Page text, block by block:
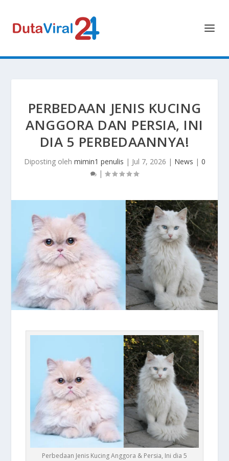
PERBEDAAN JENIS KUCING
ANGGORA DAN PERSIA, INI
DIA 5 PERBEDAANNYA!
Diposting oleh mimin1 penulis | Jul 7, 2026 | News | 0
|
Perbedaan Jenis Kucing Anggora & Persia, Ini dia 5